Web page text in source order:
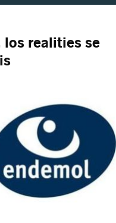
los realities se